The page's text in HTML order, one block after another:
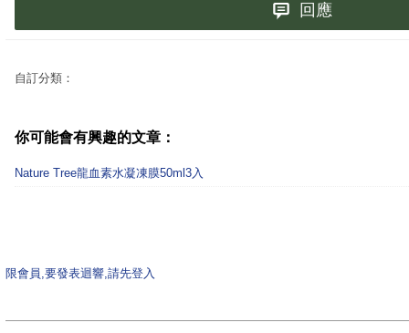
回應
自訂分類：
你可能會有興趣的文章：
Nature Tree龍血素水凝凍膜50ml3入
限會員,要發表迴響,請先登入